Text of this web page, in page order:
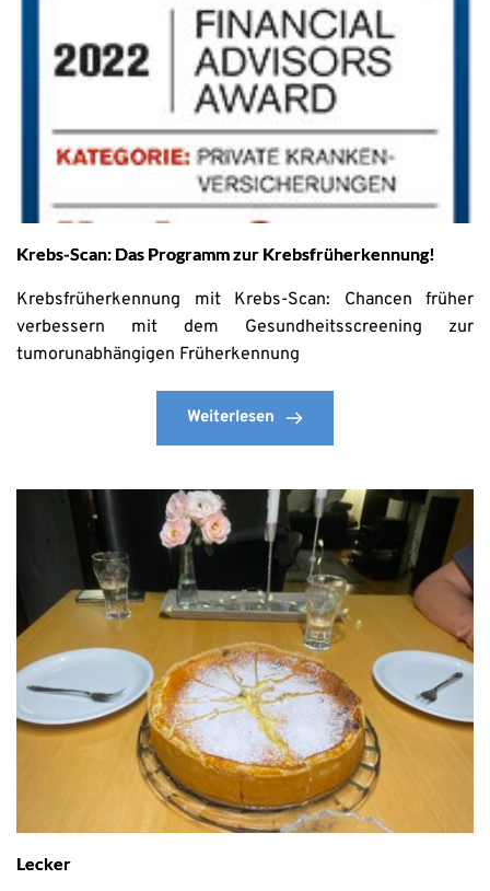
Krebs-Scan: Das Programm zur Krebsfrüherkennung!
Krebsfrüherkennung mit Krebs-Scan: Chancen früher
verbessern mit dem Gesundheitsscreening zur
tumorunabhängigen Früherkennung
Weiterlesen
Lecker